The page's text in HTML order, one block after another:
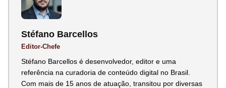
Stéfano Barcellos
Editor-Chefe
Stéfano Barcellos é desenvolvedor, editor e uma
referência na curadoria de conteúdo digital no Brasil.
Com mais de 15 anos de atuação, transitou por diversas